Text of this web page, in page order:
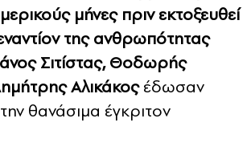
μήνες πριν εκτοξευθεί
της ανθρωπότητας
Σιτίστας, Θοδωρής
Αλικάκοςέδωσαν
θανάσιμα έγκριτον